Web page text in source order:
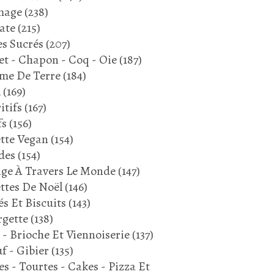
(238)
(215)
Sucrés (207)
- Chapon - Coq - Oie(187)
De Terre(184)
(169)
(167)
(156)
Vegan (154)
(154)
À Travers Le Monde(147)
De Noël(146)
Et Biscuits (143)
(138)
Brioche Et Viennoiserie(137)
- Gibier (135)
- Tourtes - Cakes - Pizza Et